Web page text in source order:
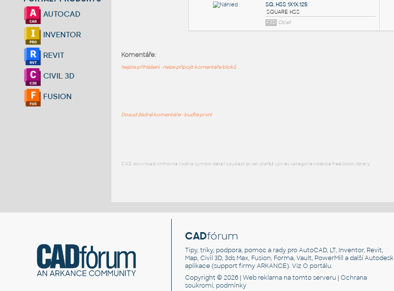
AUTOCAD
INVENTOR
REVIT
CIVIL 3D
FUSION
Komentáře:
Nejste přihlášeni - nelze připojit komentáře bloků
Dosud žádné komentáře - buďte první
CAD download: knihovna rodina symbol detail součást prvek stafáž výkres kategorie kolekce free block library
CADfórum
Tipy, triky, podpora, pomoc a rady pro AutoCAD, LT, Inventor, Revit,
Map, Civil 3D, 3ds Max, Fusion, Forma, Vault, PowerMill a další Autodesk
aplikace (support firmy ARKANCE). VizO portálu.
Copyright © 2026 |Web reklama na tomto serveru |Ochrana
soukromí, podmínky